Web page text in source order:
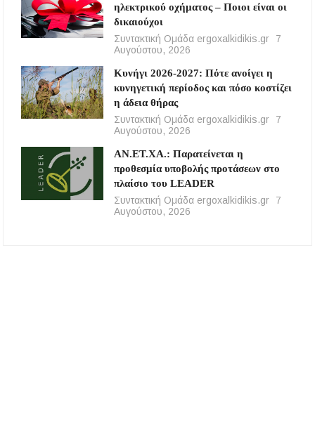
ηλεκτρικού οχήματος – Ποιοι είναι οι
δικαιούχοι
Συντακτική Ομάδα ergoxalkidikis.gr
7
Αυγούστου, 2026
Κυνήγι 2026-2027: Πότε ανοίγει η
κυνηγετική περίοδος και πόσο κοστίζει
η άδεια θήρας
Συντακτική Ομάδα ergoxalkidikis.gr
7
Αυγούστου, 2026
ΑΝ.ΕΤ.ΧΑ.: Παρατείνεται η
προθεσμία υποβολής προτάσεων στο
πλαίσιο του LEADER
Συντακτική Ομάδα ergoxalkidikis.gr
7
Αυγούστου, 2026